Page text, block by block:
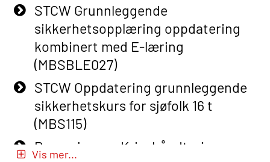
Basic Safety Training – Refresher
Course (English) (OBS1063)
Basic Safety Training – Refresher
Course (English) for emergency
response personnel with Adaptive E-
learning (OBSBLE050)
Helikopterevakuering inkl pustelunge
med adaptive e-læring (OSEBLE018)
STCW Grunnleggende
sikkerhetsopplæring oppdatering
kombinert med E-læring
(MBSBLE027)
STCW Oppdatering grunnleggende
sikkerhetskurs for sjøfolk 16 t
(MBS115)
Passasjer- og Krisehåndtering
Vis mer...